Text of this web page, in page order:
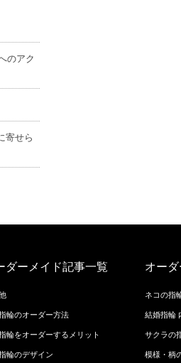
のアク
寄せら
ダーメイド記事一覧
輪のオーダー方法
輪をオーダーするメリット
輪のデザイン
オー
ネコの指
結婚指輪
サクラの
模様・柄